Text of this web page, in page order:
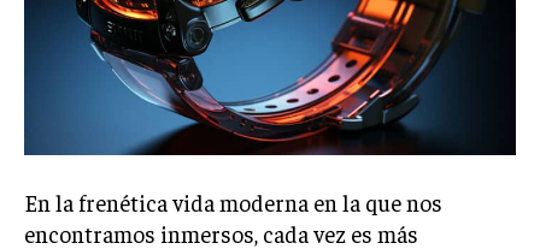
En la frenética vida moderna en la que nos
encontramos inmersos, cada vez es más